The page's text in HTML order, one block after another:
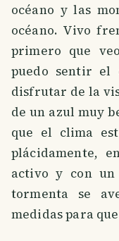
océano y las
océano. Vivo
primero que
puedo sentir
disfrutar de la
de un azul muy
que el clima
plácidamente,
activo y con
tormenta se
medidas para